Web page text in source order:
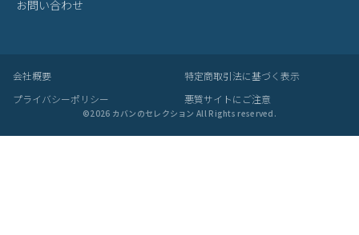
お問い合わせ
会社概要
特定商取引法に基づく表示
プライバシーポリシー
悪質サイトにご注意
©2026 カバンのセレクション All Rights reserved.